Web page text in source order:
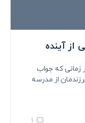
از آینده
زمانی که جواب
از مدرسه
1